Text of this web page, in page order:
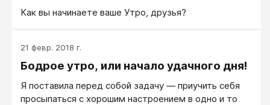
Как вы начинаете ваше Утро, друзья?
21 февр. 2018 г.
Бодрое утро, или начало удачного дня!
Я поставила перед собой задачу — приучить себя
просыпаться с хорошим настроением в одно и то